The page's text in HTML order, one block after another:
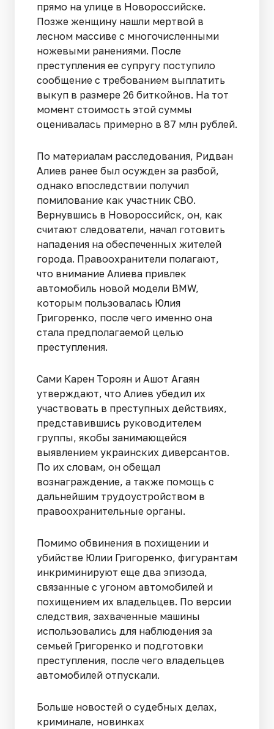
прямо на улице в Новороссийске.
Позже женщину нашли мертвой в
лесном массиве с многочисленными
ножевыми ранениями. После
преступления ее супругу поступило
сообщение с требованием выплатить
выкуп в размере 26 биткойнов. На тот
момент стоимость этой суммы
оценивалась примерно в 87 млн рублей.
По материалам расследования, Ридван
Алиев ранее был осужден за разбой,
однако впоследствии получил
помилование как участник СВО.
Вернувшись в Новороссийск, он, как
считают следователи, начал готовить
нападения на обеспеченных жителей
города. Правоохранители полагают,
что внимание Алиева привлек
автомобиль новой модели BMW,
которым пользовалась Юлия
Григоренко, после чего именно она
стала предполагаемой целью
преступления.
Сами Карен Тороян и Ашот Агаян
утверждают, что Алиев убедил их
участвовать в преступных действиях,
представившись руководителем
группы, якобы занимающейся
выявлением украинских диверсантов.
По их словам, он обещал
вознаграждение, а также помощь с
дальнейшим трудоустройством в
правоохранительные органы.
Помимо обвинения в похищении и
убийстве Юлии Григоренко, фигурантам
инкриминируют еще два эпизода,
связанные с угоном автомобилей и
похищением их владельцев. По версии
следствия, захваченные машины
использовались для наблюдения за
семьей Григоренко и подготовки
преступления, после чего владельцев
автомобилей отпускали.
Больше новостей о судебных делах,
криминале, новинках